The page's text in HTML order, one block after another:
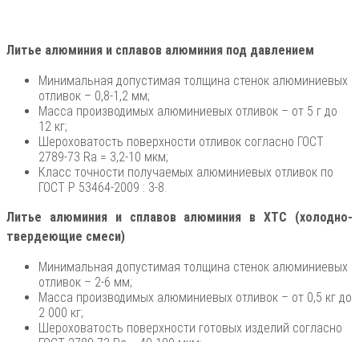
Литье алюминия и сплавов алюминия под давлением
Минимальная допустимая толщина стенок алюминиевых
отливок – 0,8-1,2 мм;
Масса производимых алюминиевых отливок – от 5 г до
12 кг;
Шероховатость поверхности отливок согласно ГОСТ
2789-73 Ra = 3,2-10 мкм;
Класс точности получаемых алюминиевых отливок по
ГОСТ Р 53464-2009 : 3-8.
Литье алюминия и сплавов алюминия в ХТС (холодно-
твердеющие смеси)
Минимальная допустимая толщина стенок алюминиевых
отливок – 2-6 мм;
Масса производимых алюминиевых отливок – от 0,5 кг до
2 000 кг;
Шероховатость поверхности готовых изделий согласно